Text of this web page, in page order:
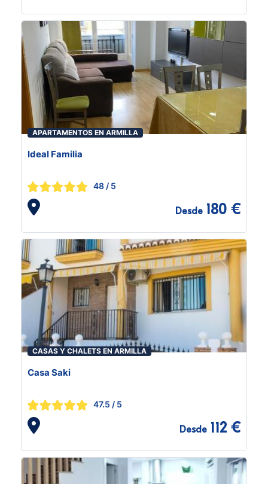
APARTAMENTOS EN ARMILLA
Ideal Familia
48 / 5
Desde 180 €
CASAS Y CHALETS EN ARMILLA
Casa Saki
47.5 / 5
Desde 112 €